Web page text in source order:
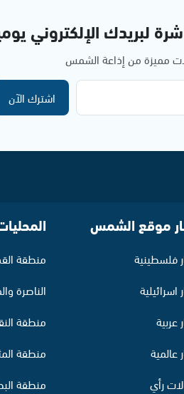
لبريدك الإلكتروني
مميزة من إذاعة الشمس
اشترك الآن
موقع الشمس
فلسطينية
اسرائيلية
عربية
عالمية
رأي
منطقة
الناصرة
منطقة
منطقة
منطقة